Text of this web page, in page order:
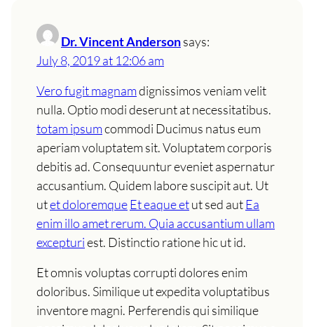
Dr. Vincent Andersonsays:
July 8, 2019 at 12:06 am
Vero fugit magnamdignissimos veniam velit
nulla. Optio modi deserunt at necessitatibus.
totam ipsumcommodi Ducimus natus eum
aperiam voluptatem sit. Voluptatem corporis
debitis ad. Consequuntur eveniet aspernatur
accusantium. Quidem labore suscipit aut. Ut
utet doloremqueEt eaque etut sed autEa
enim illo amet rerum. Quia accusantium ullam
excepturiest. Distinctio ratione hic ut id.
Et omnis voluptas corrupti dolores enim
doloribus. Similique ut expedita voluptatibus
inventore magni. Perferendis qui similique